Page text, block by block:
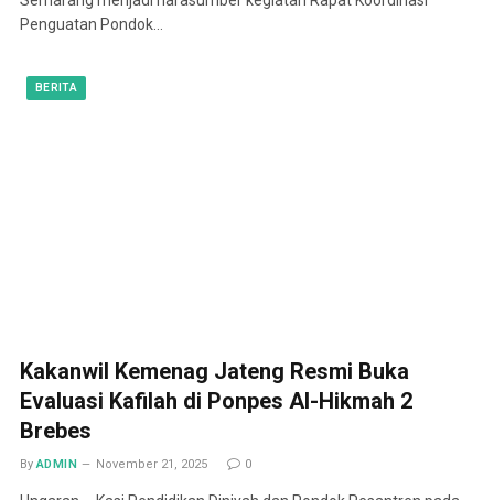
Penguatan Pondok…
BERITA
Kakanwil Kemenag Jateng Resmi Buka
Evaluasi Kafilah di Ponpes Al-Hikmah 2
Brebes
By ADMIN November 21, 2025 0